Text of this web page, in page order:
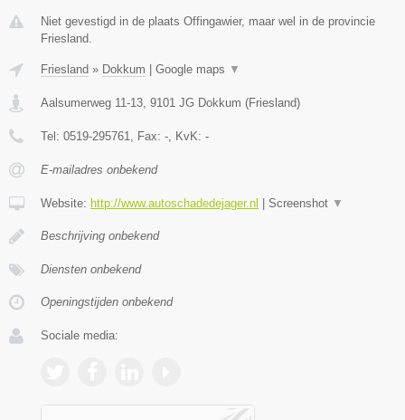
Niet gevestigd in de plaats Offingawier, maar wel in de provincie
Friesland.
Friesland » Dokkum | Google maps ▼
Aalsumerweg 11-13 9101 JG Dokkum (Friesland)
Tel: 0519-295761 , Fax: - , KvK: -
E-mailadres onbekend
Website: http://www.autoschadedejager.nl | Screenshot ▼
Beschrijving onbekend
Diensten onbekend
Openingstijden onbekend
Sociale media: